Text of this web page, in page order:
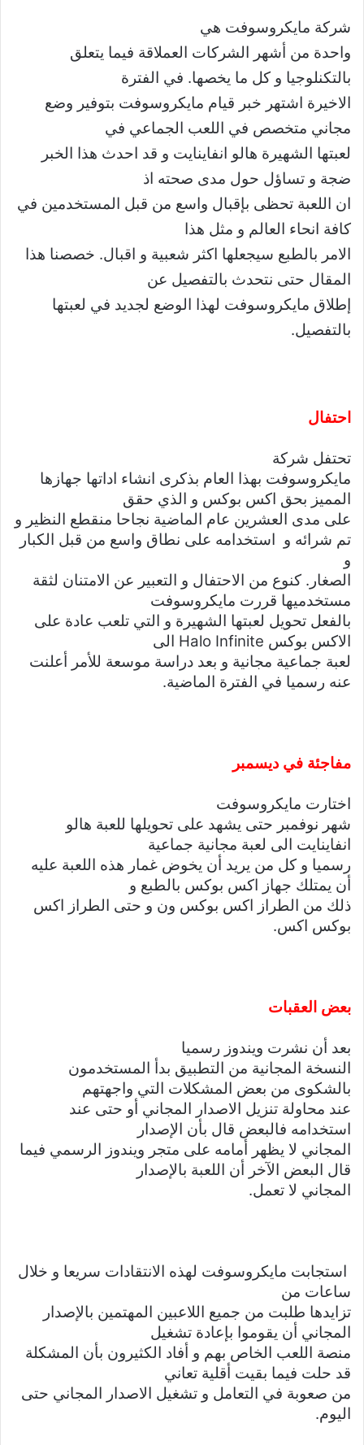
شركة مايكروسوفت هي
واحدة من أشهر الشركات العملاقة فيما يتعلق
بالتكنلوجيا و كل ما يخصها. في الفترة
الاخيرة اشتهر خبر قيام مايكروسوفت بتوفير وضع
مجاني متخصص في اللعب الجماعي في
لعبتها الشهيرة هالو انفاينايت و قد احدث هذا الخبر
ضجة و تساؤل حول مدى صحته اذ
ان اللعبة تحظى بإقبال واسع من قبل المستخدمين في
كافة انحاء العالم و مثل هذا
الامر بالطبع سيجعلها اكثر شعبية و اقبال. خصصنا هذا
المقال حتى نتحدث بالتفصيل عن
إطلاق مايكروسوفت لهذا الوضع لجديد في لعبتها
بالتفصيل.
احتفال
تحتفل شركة
مايكروسوفت بهذا العام بذكرى انشاء اداتها جهازها
المميز بحق اكس بوكس و الذي حقق
على مدى العشرين عام الماضية نجاحا منقطع النظير و
تم شرائه و استخدامه على نطاق واسع من قبل الكبار
و
الصغار. كنوع من الاحتفال و التعبير عن الامتنان لثقة
مستخدميها قررت مايكروسوفت
بالفعل تحويل لعبتها الشهيرة و التي تلعب عادة على
الاكس بوكس Halo Infinite الى
لعبة جماعية مجانية و بعد دراسة موسعة للأمر أعلنت
عنه رسميا في الفترة الماضية.
مفاجئة في ديسمبر
اختارت مايكروسوفت
شهر نوفمبر حتى يشهد على تحويلها للعبة هالو
انفاينايت الى لعبة مجانية جماعية
رسميا و كل من يريد أن يخوض غمار هذه اللعبة عليه
أن يمتلك جهاز اكس بوكس بالطبع و
ذلك من الطراز اكس بوكس ون و حتى الطراز اكس
بوكس اكس.
بعض العقبات
بعد أن نشرت ويندوز رسميا
النسخة المجانية من التطبيق بدأ المستخدمون
بالشكوى من بعض المشكلات التي واجهتهم
عند محاولة تنزيل الاصدار المجاني أو حتى عند
استخدامه فالبعض قال بأن الإصدار
المجاني لا يظهر أمامه على متجر ويندوز الرسمي فيما
قال البعض الآخر أن اللعبة بالإصدار
المجاني لا تعمل.
استجابت مايكروسوفت لهذه الانتقادات سريعا و خلال
ساعات من
تزايدها طلبت من جميع اللاعبين المهتمين بالإصدار
المجاني أن يقوموا بإعادة تشغيل
منصة اللعب الخاص بهم و أفاد الكثيرون بأن المشكلة
قد حلت فيما بقيت أقلية تعاني
من صعوبة في التعامل و تشغيل الاصدار المجاني حتى
اليوم.